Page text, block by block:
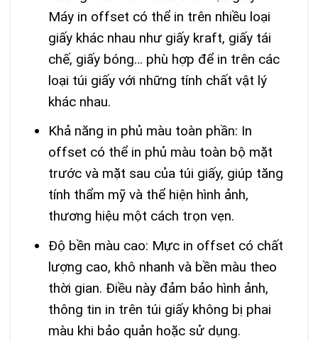
Máy in offset có thể in trên nhiều loại
giấy khác nhau như giấy kraft, giấy tái
chế, giấy bóng… phù hợp để in trên các
loại túi giấy với những tính chất vật lý
khác nhau.
Khả năng in phủ màu toàn phần: In
offset có thể in phủ màu toàn bộ mặt
trước và mặt sau của túi giấy, giúp tăng
tính thẩm mỹ và thể hiện hình ảnh,
thương hiệu một cách trọn vẹn.
Độ bền màu cao: Mực in offset có chất
lượng cao, khô nhanh và bền màu theo
thời gian. Điều này đảm bảo hình ảnh,
thông tin in trên túi giấy không bị phai
màu khi bảo quản hoặc sử dụng.